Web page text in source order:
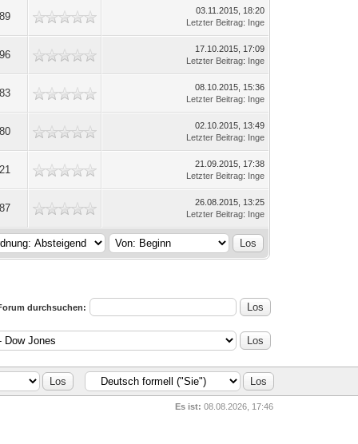
03.11.2015, 18:20
Letzter Beitrag: Inge
17.10.2015, 17:09
Letzter Beitrag: Inge
08.10.2015, 15:36
Letzter Beitrag: Inge
02.10.2015, 13:49
Letzter Beitrag: Inge
21.09.2015, 17:38
Letzter Beitrag: Inge
26.08.2015, 13:25
Letzter Beitrag: Inge
durchsuchen:
Es ist: 08.08.2026, 17:46